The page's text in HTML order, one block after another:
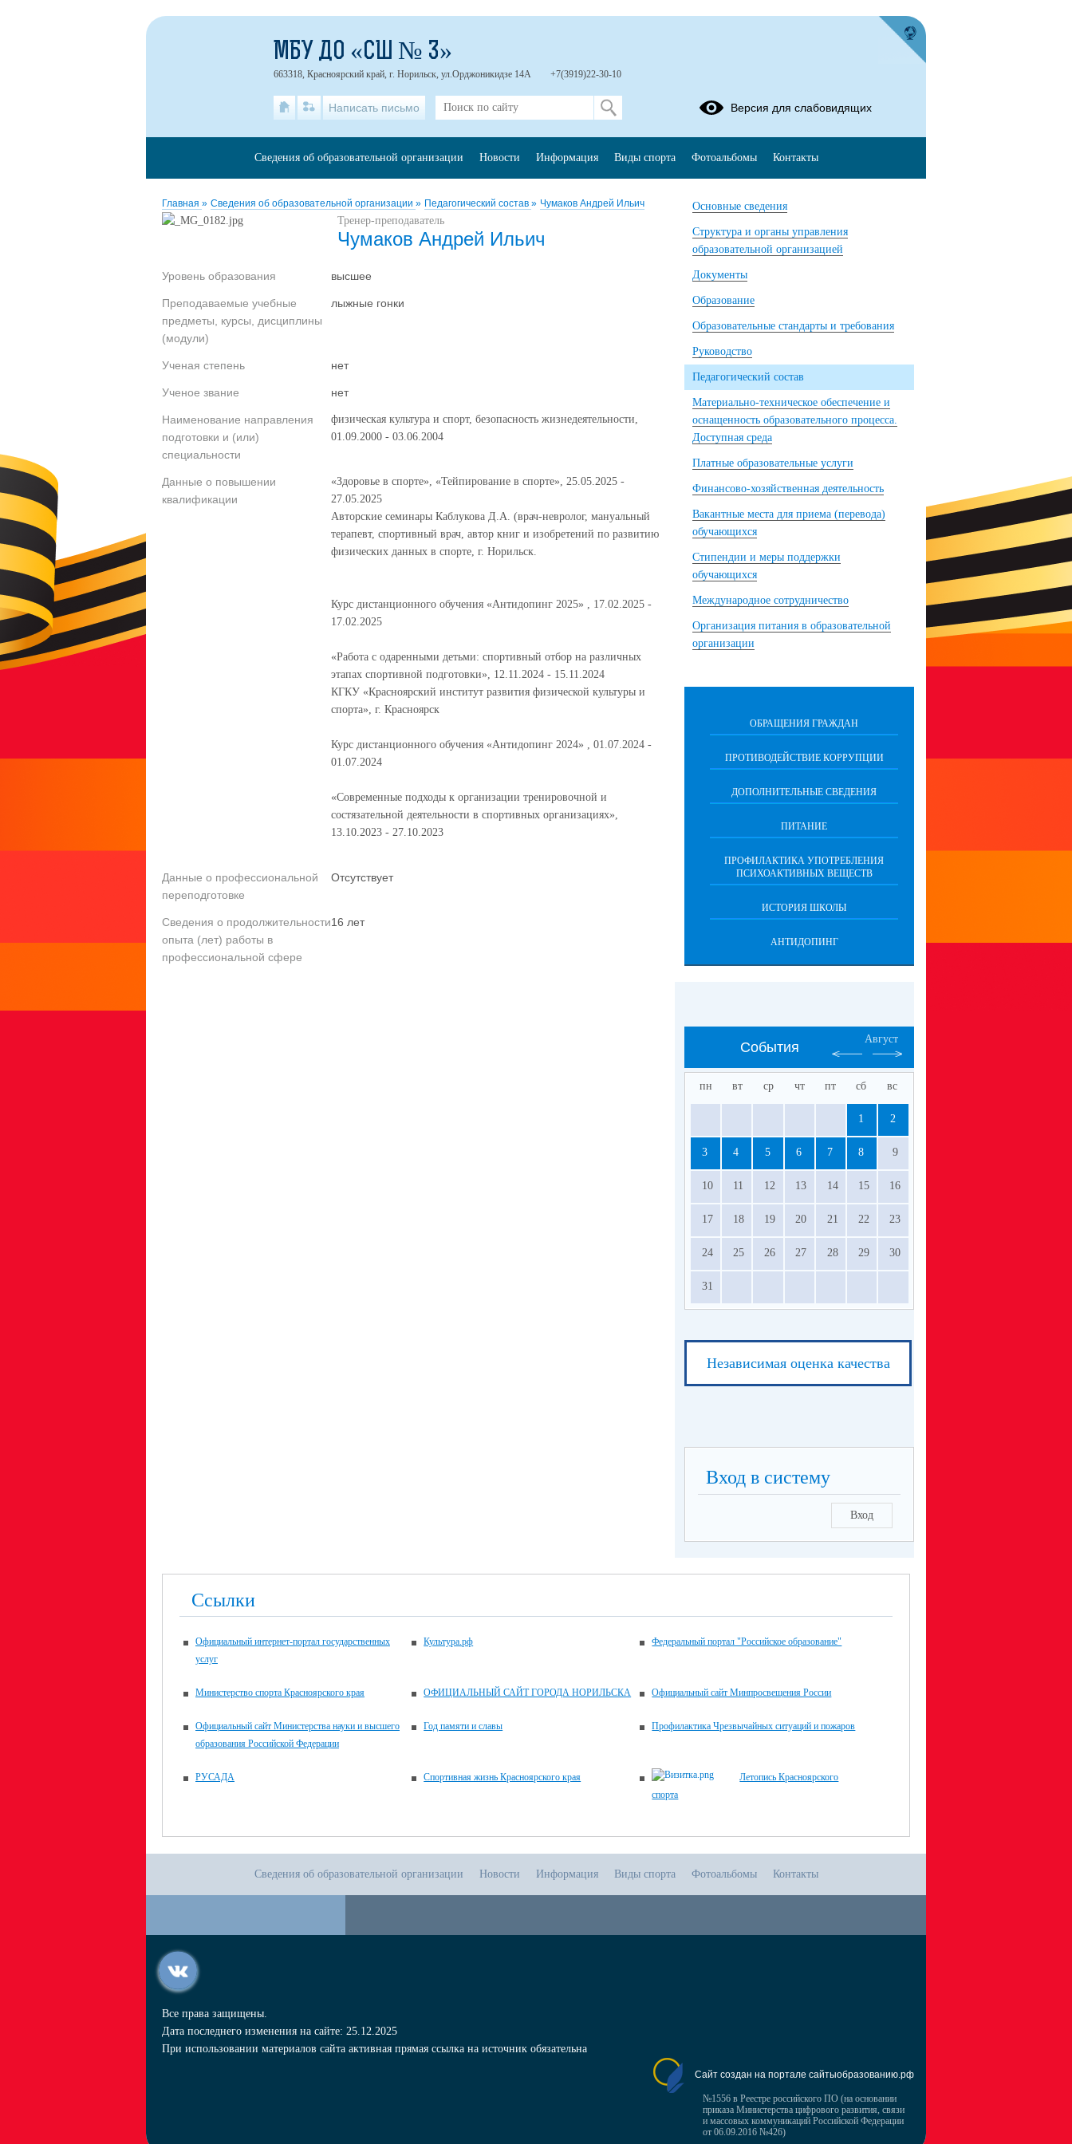
Главная » Сведения об образовательной организации » Педагогический состав » Чумаков Андрей Ильич
Тренер-преподаватель
Чумаков Андрей Ильич
Уровень образования высшее
Преподаваемые учебные
предметы, курсы, дисциплины
(модули)
лыжные гонки
Ученая степень нет
Ученое звание нет
Наименование направления
подготовки и (или)
специальности
физическая культура и спорт, безопасность жизнедеятельности,
01.09.2000 - 03.06.2004
Данные о повышении
квалификации
«Здоровье в спорте», «Тейпирование в спорте», 25.05.2025 -
27.05.2025
Авторские семинары Каблукова Д.А. (врач-невролог, мануальный
терапевт, спортивный врач, автор книг и изобретений по развитию
физических данных в спорте, г. Норильск.
Курс дистанционного обучения «Антидопинг 2025» , 17.02.2025 -
17.02.2025
«Работа с одаренными детьми: спортивный отбор на различных
этапах спортивной подготовки», 12.11.2024 - 15.11.2024
КГКУ «Красноярский институт развития физической культуры и
спорта», г. Красноярск
Курс дистанционного обучения «Антидопинг 2024» , 01.07.2024 -
01.07.2024
«Современные подходы к организации тренировочной и
состязательной деятельности в спортивных организациях»,
13.10.2023 - 27.10.2023
Данные о профессиональной
переподготовке
Отсутствует
Сведения о продолжительности
опыта (лет) работы в
профессиональной сфере
16 лет
Основные сведения
Структура и органы управления
образовательной организацией
Документы
Образование
Образовательные стандарты и требования
Руководство
Педагогический состав
Материально-техническое обеспечение и
оснащенность образовательного процесса.
Доступная среда
Платные образовательные услуги
Финансово-хозяйственная деятельность
Вакантные места для приема (перевода)
обучающихся
Стипендии и меры поддержки
обучающихся
Международное сотрудничество
Организация питания в образовательной
организации
ОБРАЩЕНИЯ ГРАЖДАН
ПРОТИВОДЕЙСТВИЕ КОРРУПЦИИ
ДОПОЛНИТЕЛЬНЫЕ СВЕДЕНИЯ
ПИТАНИЕ
ПРОФИЛАКТИКА УПОТРЕБЛЕНИЯ
ПСИХОАКТИВНЫХ ВЕЩЕСТВ
ИСТОРИЯ ШКОЛЫ
АНТИДОПИНГ
События
Август
пн вт ср чт пт сб вс
1 2
3 4 5 6 7 8 9
10 11 12 13 14 15 16
17 18 19 20 21 22 23
24 25 26 27 28 29 30
31
Независимая оценка качества
Вход в систему
Вход
Ссылки
Официальный интернет-портал государственных
услуг
Культура.рф Федеральный портал "Российское образование"
Министерство спорта Красноярского края ОФИЦИАЛЬНЫЙ САЙТ ГОРОДА НОРИЛЬСКА Официальный сайт Минпросвещения России
Официальный сайт Министерства науки и высшего
образования Российской Федерации
Год памяти и славы Профилактика Чрезвычайных ситуаций и пожаров
РУСАДА Спортивная жизнь Красноярского края
Летопись Красноярского
спорта
МБУ ДО «СШ № 3»
663318, Красноярский край, г. Норильск, ул.Орджоникидзе 14А +7(3919)22-30-10
Написать письмо Версия для слабовидящих
Сведения об образовательной организации Новости Информация Виды спорта Фотоальбомы Контакты
Сведения об образовательной организации Новости Информация Виды спорта Фотоальбомы Контакты
Все права защищены.
Дата последнего изменения на сайте: 25.12.2025
При использовании материалов сайта активная прямая ссылка на источник обязательна
Сайт создан на портале сайтыобразованию.рф
№1556 в Реестре российского ПО (на основании
приказа Министерства цифрового развития, связи
и массовых коммуникаций Российской Федерации
от 06.09.2016 №426)